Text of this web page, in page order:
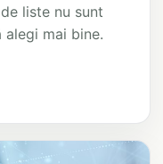
liste nu sunt
mai bine.